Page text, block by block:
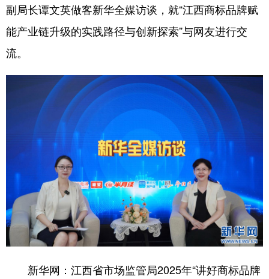
地方频道
北京 天津 河北 山西
安徽 福建 江西
山东 湖北
广东 广西 海南 重庆
贵州 云南
陕西 甘肃 青海 宁夏
新疆 内蒙古 黑龙江
多语种频道
副局长谭文英做客新华全媒访谈，就“江西商标品牌赋
能产业链升级的实践路径与创新探索”与网友进行交
流。
新华网 ：江西省市场监管局2025年“讲好商标品牌